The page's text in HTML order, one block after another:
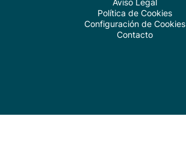
Aviso Legal
Política de Cookies
Configuración de Cookies
Contacto